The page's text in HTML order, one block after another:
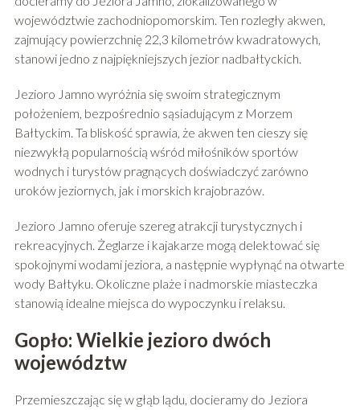
województwie zachodniopomorskim. Ten rozległy akwen,
zajmujący powierzchnię 22,3 kilometrów kwadratowych,
stanowi jedno z najpiękniejszych jezior nadbałtyckich.
Jezioro Jamno wyróżnia się swoim strategicznym
położeniem, bezpośrednio sąsiadującym z Morzem
Bałtyckim. Ta bliskość sprawia, że akwen ten cieszy się
niezwykłą popularnością wśród miłośników sportów
wodnych i turystów pragnących doświadczyć zarówno
uroków jeziornych, jak i morskich krajobrazów.
Jezioro Jamno oferuje szereg atrakcji turystycznych i
rekreacyjnych. Żeglarze i kajakarze mogą delektować się
spokojnymi wodami jeziora, a następnie wypłynąć na otwarte
wody Bałtyku. Okoliczne plaże i nadmorskie miasteczka
stanowią idealne miejsca do wypoczynku i relaksu.
Gopło: Wielkie jezioro dwóch
województw
Przemieszczając się w głąb lądu, docieramy do Jeziora